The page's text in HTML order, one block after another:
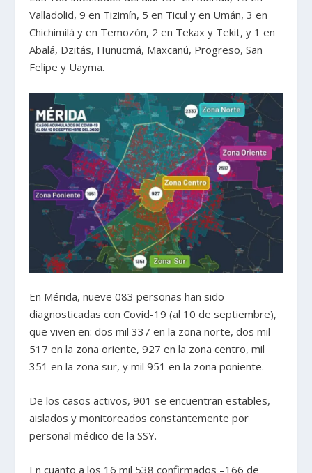
Valladolid, 9 en Tizimín, 5 en Ticul y en Umán, 3 en
Chichimilá y en Temozón, 2 en Tekax y Tekit, y 1 en
Abalá, Dzitás, Hunucmá, Maxcanú, Progreso, San
Felipe y Uayma.
En Mérida, nueve 083 personas han sido
diagnosticadas con Covid-19 (al 10 de septiembre),
que viven en: dos mil 337 en la zona norte, dos mil
517 en la zona oriente, 927 en la zona centro, mil
351 en la zona sur, y mil 951 en la zona poniente.
De los casos activos, 901 se encuentran estables,
aislados y monitoreados constantemente por
personal médico de la SSY.
En cuanto a los 16 mil 538 confirmados –166 de